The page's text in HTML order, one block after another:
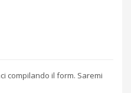
compilando il form. Saremi